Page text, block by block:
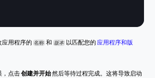
应用程序的 名称 和 版本 以匹配您的 应用程序和版
，点击 创建并开始 然后等待过程完成。这将导致启动